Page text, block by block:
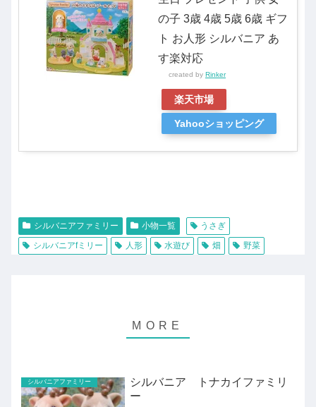
の子 3歳 4歳 5歳 6歳 ギフ
ト お人形 シルバニア あ
す楽対応
created by Rinker
楽天市場
Yahooショッピング
シルバニアファミリー 小物一覧
うさぎ
シルバニアfミリー
人形 水遊び 畑 野菜
シルバニアファミリー
シルバニア トナカイファミリ
ー